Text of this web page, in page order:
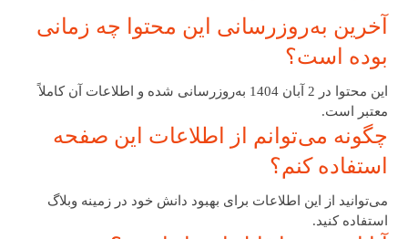
آخرین به‌روزرسانی این محتوا چه زمانی
بوده است؟
این محتوا در 2 آبان 1404 به‌روزرسانی شده و اطلاعات آن کاملاً
معتبر است.
چگونه می‌توانم از اطلاعات این صفحه
استفاده کنم؟
می‌توانید از این اطلاعات برای بهبود دانش خود در زمینه وبلاگ
استفاده کنید.